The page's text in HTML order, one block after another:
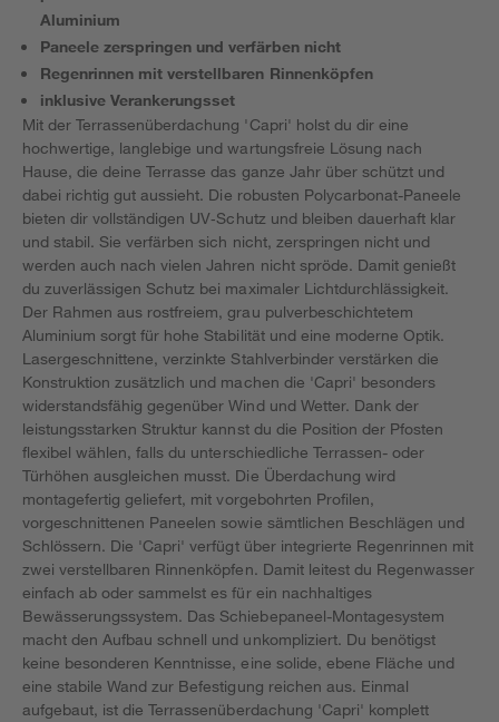
Aluminium
Paneele zerspringen und verfärben nicht
Regenrinnen mit verstellbaren Rinnenköpfen
inklusive Verankerungsset
Mit der Terrassenüberdachung 'Capri' holst du dir eine
hochwertige, langlebige und wartungsfreie Lösung nach
Hause, die deine Terrasse das ganze Jahr über schützt und
dabei richtig gut aussieht. Die robusten Polycarbonat-Paneele
bieten dir vollständigen UV‑Schutz und bleiben dauerhaft klar
und stabil. Sie verfärben sich nicht, zerspringen nicht und
werden auch nach vielen Jahren nicht spröde. Damit genießt
du zuverlässigen Schutz bei maximaler Lichtdurchlässigkeit.
Der Rahmen aus rostfreiem, grau pulverbeschichtetem
Aluminium sorgt für hohe Stabilität und eine moderne Optik.
Lasergeschnittene, verzinkte Stahlverbinder verstärken die
Konstruktion zusätzlich und machen die 'Capri' besonders
widerstandsfähig gegenüber Wind und Wetter. Dank der
leistungsstarken Struktur kannst du die Position der Pfosten
flexibel wählen, falls du unterschiedliche Terrassen- oder
Türhöhen ausgleichen musst. Die Überdachung wird
montagefertig geliefert, mit vorgebohrten Profilen,
vorgeschnittenen Paneelen sowie sämtlichen Beschlägen und
Schlössern. Die 'Capri' verfügt über integrierte Regenrinnen mit
zwei verstellbaren Rinnenköpfen. Damit leitest du Regenwasser
einfach ab oder sammelst es für ein nachhaltiges
Bewässerungssystem. Das Schiebepaneel-Montagesystem
macht den Aufbau schnell und unkompliziert. Du benötigst
keine besonderen Kenntnisse, eine solide, ebene Fläche und
eine stabile Wand zur Befestigung reichen aus. Einmal
aufgebaut, ist die Terrassenüberdachung 'Capri' komplett